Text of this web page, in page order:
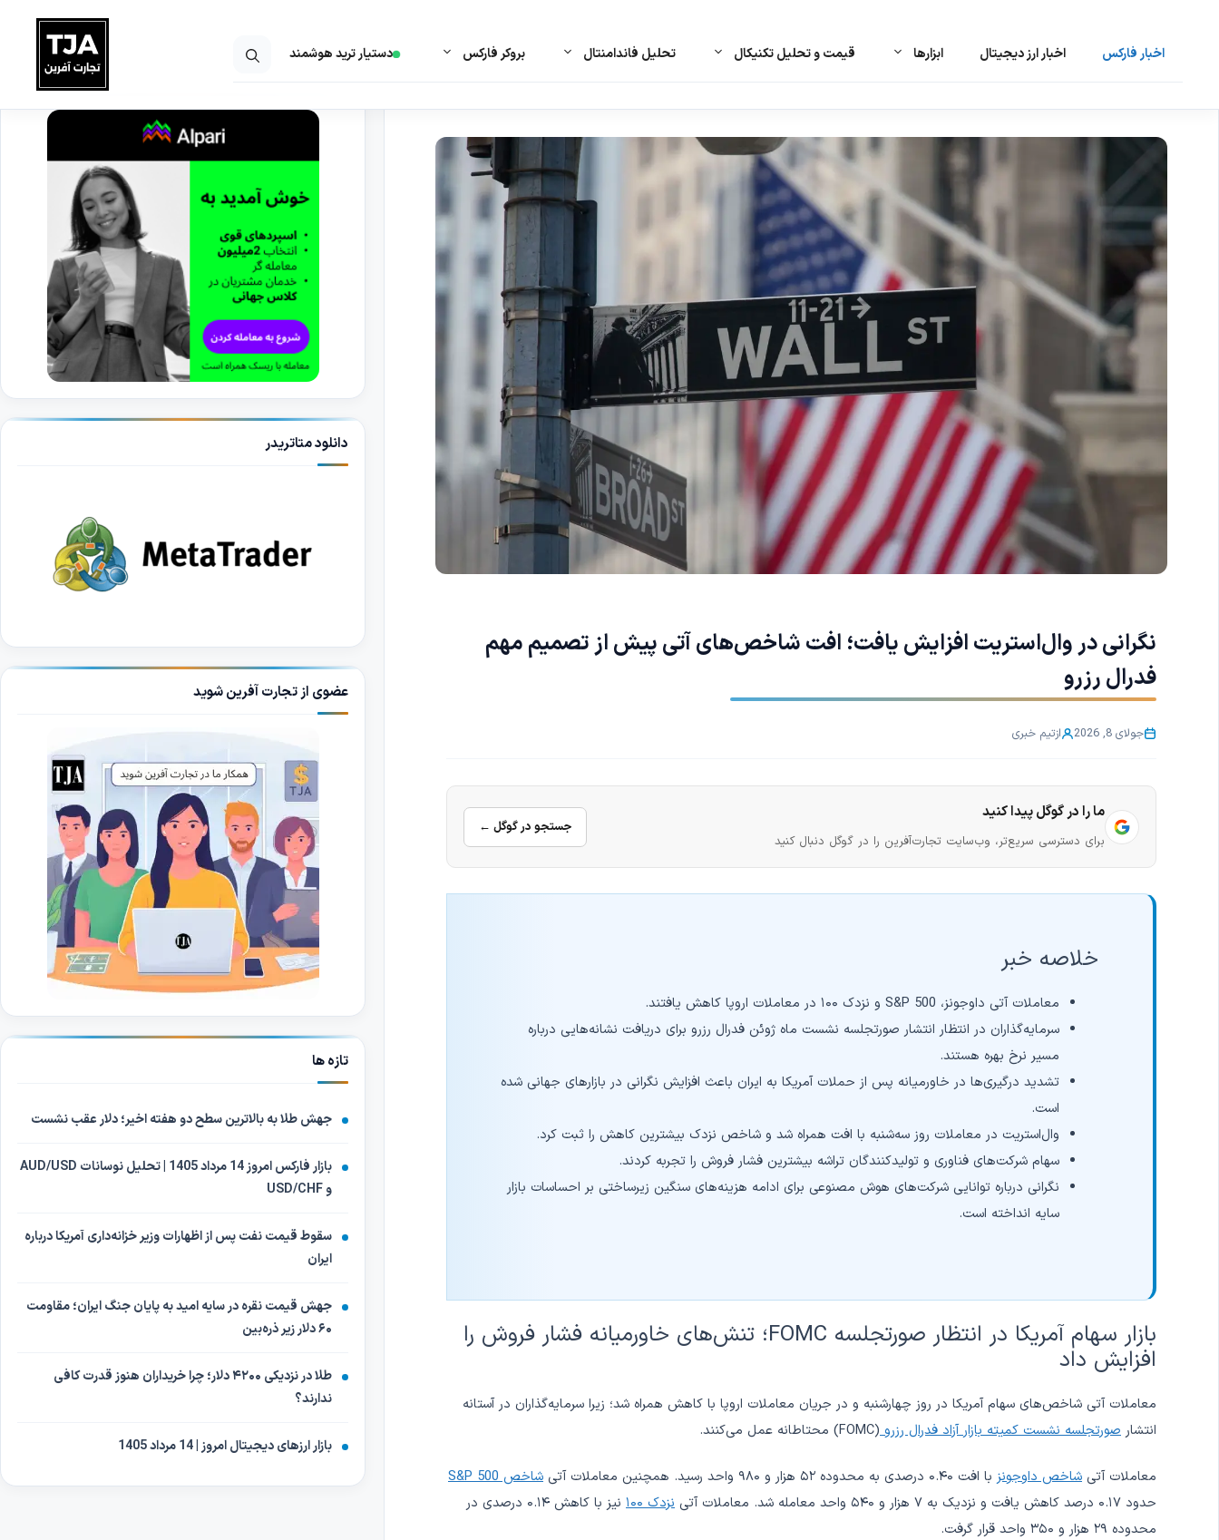
اخبار فارکس اخبار ارز دیجیتال ابزارها قیمت و تحلیل تکنیکال تحلیل فاندامنتال بروکر فارکس دستیار ترید هوشمند
نگرانی در وال‌استریت افزایش یافت؛ افت شاخص‌های آتی پیش از تصمیم مهم
فدرال رزرو
جولای 8, 2026 ازتیم خبری
ما را در گوگل پیدا کنید
برای دسترسی سریع‌تر، وب‌سایت تجارت‌آفرین را در گوگل دنبال کنید
جستجو در گوگل ←
خلاصه خبر
معاملات آتی داوجونز، S&P 500 و نزدک ۱۰۰ در معاملات اروپا کاهش یافتند.
سرمایه‌گذاران در انتظار انتشار صورتجلسه نشست ماه ژوئن فدرال رزرو برای دریافت نشانه‌هایی درباره
مسیر نرخ بهره هستند.
تشدید درگیری‌ها در خاورمیانه پس از حملات آمریکا به ایران باعث افزایش نگرانی در بازارهای جهانی شده
است.
وال‌استریت در معاملات روز سه‌شنبه با افت همراه شد و شاخص نزدک بیشترین کاهش را ثبت کرد.
سهام شرکت‌های فناوری و تولیدکنندگان تراشه بیشترین فشار فروش را تجربه کردند.
نگرانی درباره توانایی شرکت‌های هوش مصنوعی برای ادامه هزینه‌های سنگین زیرساختی بر احساسات بازار
سایه انداخته است.
بازار سهام آمریکا در انتظار صورتجلسه FOMC؛ تنش‌های خاورمیانه فشار فروش را
افزایش داد
معاملات آتی شاخص‌های سهام آمریکا در روز چهارشنبه و در جریان معاملات اروپا با کاهش همراه شد؛ زیرا سرمایه‌گذاران در آستانه
انتشار صورتجلسه نشست کمیته بازار آزاد فدرال رزرو(FOMC) محتاطانه عمل می‌کنند.
معاملات آتی شاخص داوجونز با افت ۰.۴۰ درصدی به محدوده ۵۲ هزار و ۹۸۰ واحد رسید. همچنین معاملات آتی
شاخص S&P 500
حدود ۰.۱۷ درصد کاهش یافت و نزدیک به ۷ هزار و ۵۴۰ واحد معامله شد. معاملات آتی
نزدک ۱۰۰
نیز با کاهش ۰.۱۴ درصدی در
محدوده ۲۹ هزار و ۳۵۰ واحد قرار گرفت.
دانلود متاتریدر
عضوی از تجارت آفرین شوید
تازه ها
جهش طلا به بالاترین سطح دو هفته اخیر؛ دلار عقب نشست
بازار فارکس امروز 14 مرداد 1405 | تحلیل نوسانات AUD/USD
و USD/CHF
سقوط قیمت نفت پس از اظهارات وزیر خزانه‌داری آمریکا درباره
ایران
جهش قیمت نقره در سایه امید به پایان جنگ ایران؛ مقاومت
۶۰ دلار زیر ذره‌بین
طلا در نزدیکی ۴۲۰۰ دلار؛ چرا خریداران هنوز قدرت کافی
ندارند؟
بازار ارزهای دیجیتال امروز | 14 مرداد 1405